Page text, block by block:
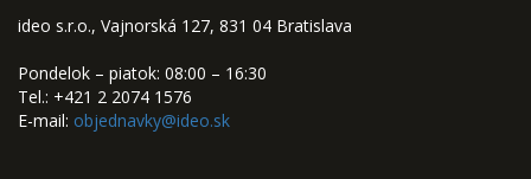
ideo s.r.o., Vajnorská 127, 831 04 Bratislava
Pondelok – piatok: 08:00 – 16:30
Tel.: +421 2 2074 1576
E-mail: objednavky@ideo.sk